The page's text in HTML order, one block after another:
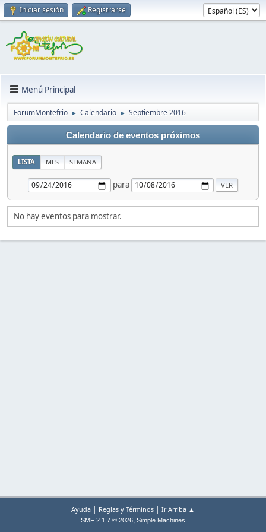
Iniciar sesión Registrarse
Menú Principal
ForumMontefrio ► Calendario ► Septiembre 2016
Calendario de eventos próximos
LISTA MES SEMANA
para
No hay eventos para mostrar.
Ayuda | Reglas y Términos | Ir Arriba ▲
SMF 2.1.7 © 2026, Simple Machines